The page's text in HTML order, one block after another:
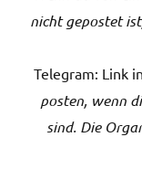
nicht gepostet
posten, wenn
sind. Die